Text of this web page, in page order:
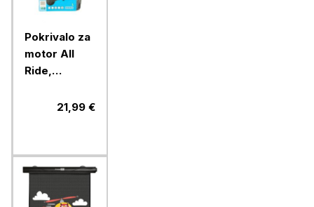
Pokrivalo za
motor All
Ride,
21,99 €